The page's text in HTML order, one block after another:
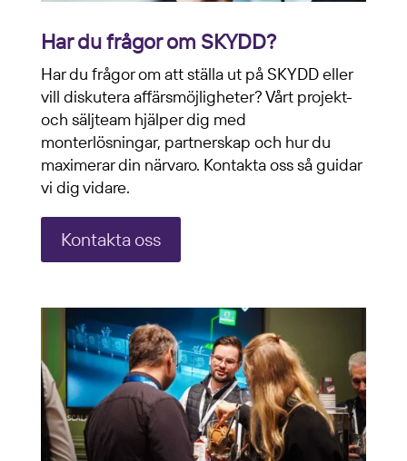
Har du frågor om SKYDD?
Har du frågor om att ställa ut på SKYDD eller
vill diskutera affärsmöjligheter? Vårt projekt-
och säljteam hjälper dig med
monterlösningar, partnerskap och hur du
maximerar din närvaro. Kontakta oss så guidar
vi dig vidare.
Kontakta oss